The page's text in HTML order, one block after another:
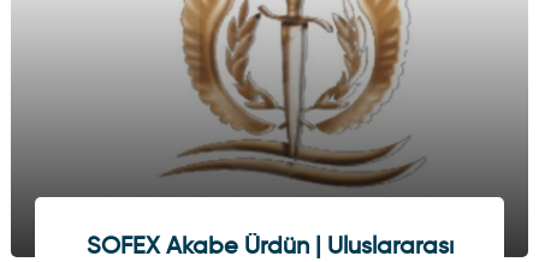
SOFEX Akabe Ürdün | Uluslararası